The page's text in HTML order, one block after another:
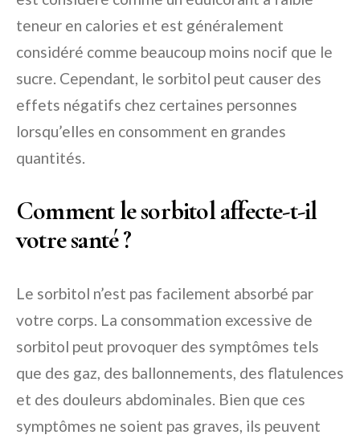
teneur en calories et est généralement
considéré comme beaucoup moins nocif que le
sucre. Cependant, le sorbitol peut causer des
effets négatifs chez certaines personnes
lorsqu’elles en consomment en grandes
quantités.
Comment le sorbitol affecte-t-il
votre santé ?
Le sorbitol n’est pas facilement absorbé par
votre corps. La consommation excessive de
sorbitol peut provoquer des symptômes tels
que des gaz, des ballonnements, des flatulences
et des douleurs abdominales. Bien que ces
symptômes ne soient pas graves, ils peuvent